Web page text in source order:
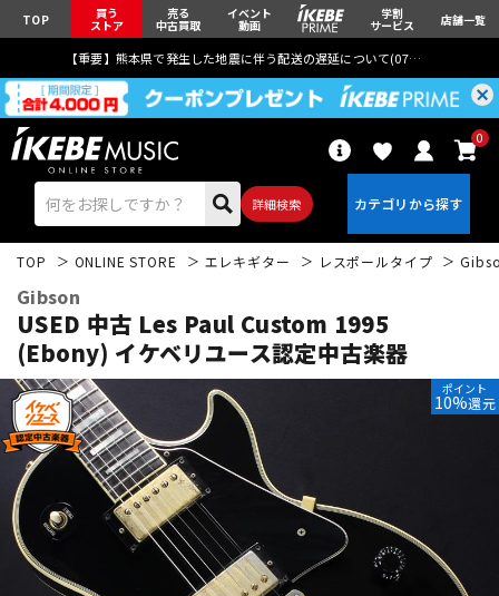
TOP 買う
ストア
売る
中古買取
イベント
動画
学割
サービス 店舗一覧
【重要】熊本県で発生した地震に伴う配送の遅延について(07月29日
詳細検索
0
エレキギター
ベース
ドラム パーカッション
TOP ONLINE STORE エレキギター レスポールタイプ
Gibson
USED 中古 Les Paul Custom 1995
(Ebony) イケベリユース認定中古楽器
ポイント
10%還元